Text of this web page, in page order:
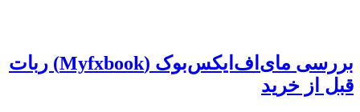
بررسی مای‌اف‌ایکس‌بوک (Myfxbook) ربات
قبل از خرید